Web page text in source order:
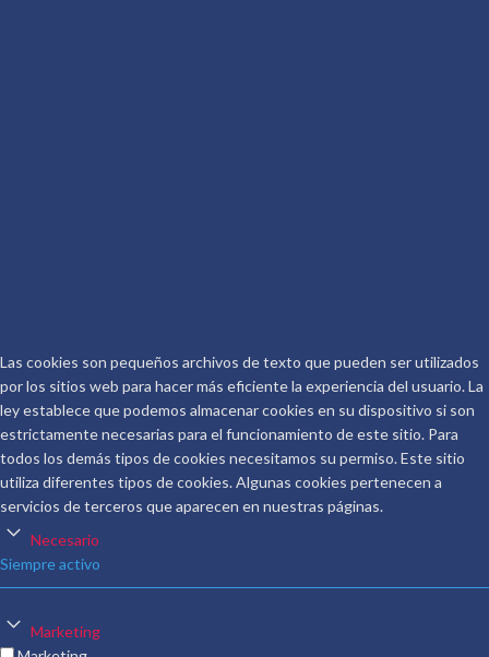
Las cookies son pequeños archivos de texto que pueden ser utilizados
por los sitios web para hacer más eficiente la experiencia del usuario. La
ley establece que podemos almacenar cookies en su dispositivo si son
estrictamente necesarias para el funcionamiento de este sitio. Para
todos los demás tipos de cookies necesitamos su permiso. Este sitio
utiliza diferentes tipos de cookies. Algunas cookies pertenecen a
servicios de terceros que aparecen en nuestras páginas.
Necesario
Siempre activo
Marketing